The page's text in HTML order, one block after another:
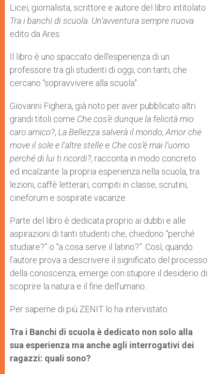
Licei, giornalista, scrittore e autore del libro intitolato
Tra i banchi di scuola. Un’avventura sempre nuova
edito da Ares.
Il libro è uno spaccato dell’esperienza di un
professore tra gli studenti di oggi, con tanti, che
cercano “sopravvivere alla scuola”.
Giovanni Fighera, già noto per aver pubblicato altri
grandi titoli come Che cos’è dunque la felicità mio
caro amico?, La Bellezza salverà il mondo, Amor che
move il sole e l’altre stelle e Che cos’è mai l’uomo
perché di lui ti ricordi?, racconta in modo concreto
ed incalzante la propria esperienza nella scuola, tra
lezioni, caffè letterari, compiti in classe, scrutini,
cineforum e sospirate vacanze.
Parte del libro è dedicata proprio ai dubbi e alle
aspirazioni di tanti studenti che, chiedono “perché
studiare?” o “a cosa serve il latino?”. Così, quando
l’autore prova a descrivere il significato del processo
della conoscenza, emerge con stupore il desiderio di
scoprire la natura e il fine dell’umano.
Per saperne di più ZENIT lo ha intervistato.
Tra i Banchi di scuola è dedicato non solo alla
sua esperienza ma anche agli interrogativi dei
ragazzi: quali sono?